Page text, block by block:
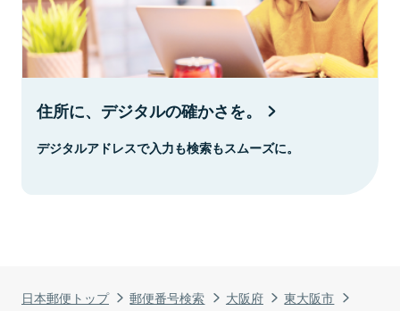
日本郵便トップ 郵便番号検索 大阪府
東大阪市
住所に、デジタルの確かさを。
デジタルアドレスで入力も検索もスムーズに。